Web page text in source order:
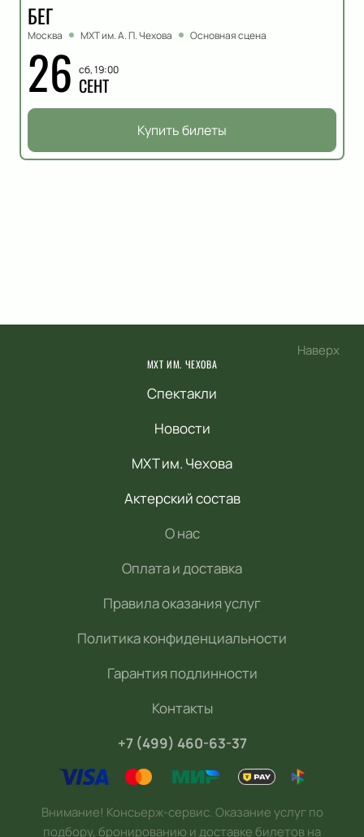
БЕГ
Москва МХТ им. А. П. Чехова Основная сцена
26 сб, 19:00
СЕНТ
Купить билеты
Наверх
МХТ ИМ. ЧЕХОВА
Спектакли
Новости
МХТ им. Чехова
Актерский состав
О нас
Оплата и доставка
Правила оказания услуг
Политика конфиденциальности
Гарантия подлинности
Контакты
+7 (499) 460-63-37
Внимание! Консьерж-сервис. Оказание услуг по
подбору, бронированию и доставке билетов на